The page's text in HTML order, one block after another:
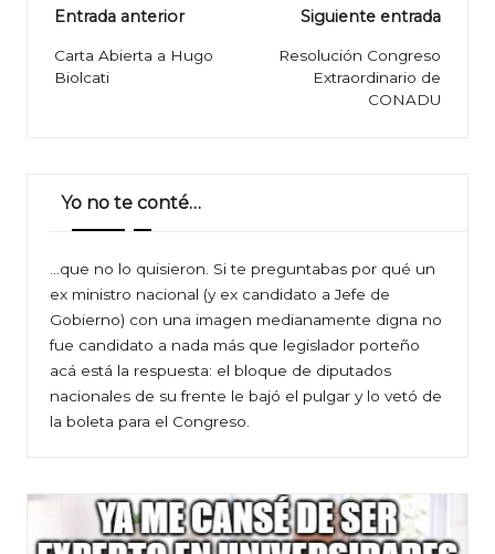
Navegación
de
entradas
Entrada anterior
Carta Abierta a Hugo
Biolcati
Siguiente entrada
Resolución Congreso
Extraordinario de
CONADU
Yo no te conté…
…que no lo quisieron. Si te preguntabas por qué un
ex ministro nacional (y ex candidato a Jefe de
Gobierno) con una imagen medianamente digna no
fue candidato a nada más que legislador porteño
acá está la respuesta: el bloque de diputados
nacionales de su frente le bajó el pulgar y lo vetó de
la boleta para el Congreso.